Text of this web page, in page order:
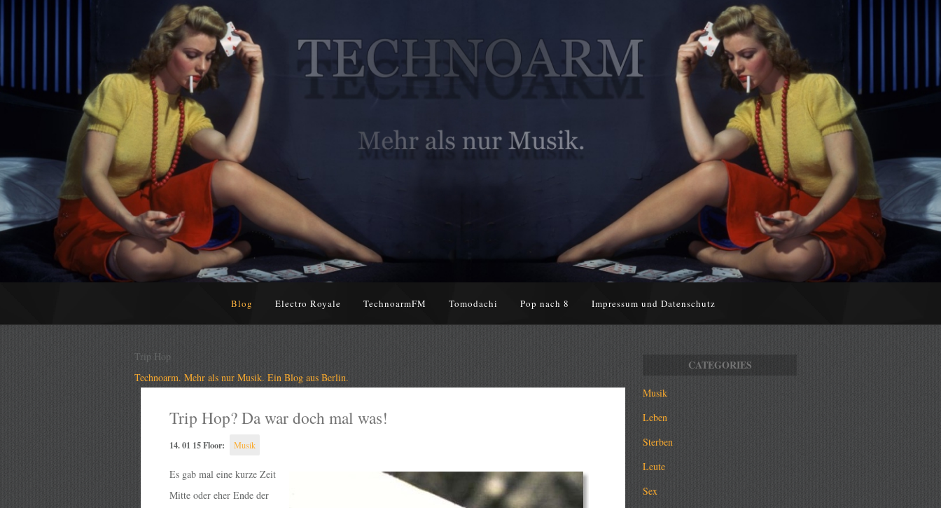
Blog Electro Royale TechnoarmFM Tomodachi Pop nach 8 Impressum und Datenschutz
Trip Hop
Technoarm. Mehr als nur Musik. Ein Blog aus Berlin.
Trip Hop? Da war doch mal was!
14. 01 15 Floor: Musik
Es gab mal eine kurze Zeit
Mitte oder eher Ende der
Musik
Leben
Sterben
Leute
Sex